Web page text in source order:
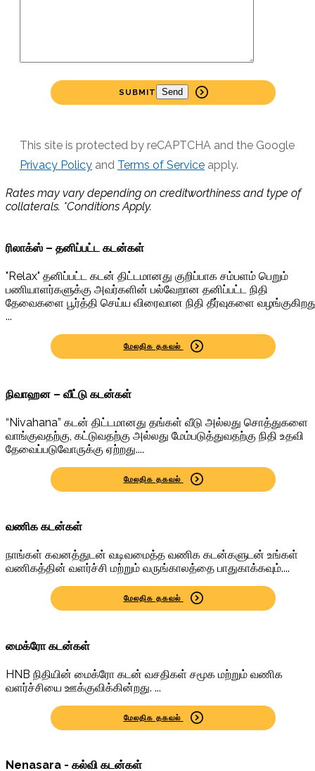
SUBMIT
This site is protected by reCAPTCHA and the Google
Privacy Policy and Terms of Service apply.
Rates may vary depending on creditworthiness and type of
collaterals. *Conditions Apply.
ரிலாக்ஸ் – தனிப்பட்ட கடன்கள்
"Relax" தனிப்பட்ட கடன் திட்டமானது குறிப்பாக சம்பளம் பெறும்
பணியாளர்களுக்கு அவர்களின் பல்வேறான தனிப்பட்ட நிதி
தேவைகளை பூர்த்தி செய்ய விரைவான நிதி தீர்வுகளை
...
மேலதிக தகவல்
நிவாஹன – வீட்டு கடன்கள்
“Nivahana” கடன் திட்டமானது தங்கள் வீடு அல்லது சொத்துகளை
வாங்குவதற்கு, கட்டுவதற்கு அல்லது மேம்படுத்துவதற்கு நிதி உதவி
தேவைப்படுவோருக்கு ஏற்றது....
மேலதிக தகவல்
வணிக கடன்கள்
நாங்கள் கவனத்துடன் வடிவமைத்த வணிக கடன்களுடன் உங்கள்
வணிகத்தின் வளர்ச்சி மற்றும் வருங்காலத்தை பாதுகாக்கவும்....
மேலதிக தகவல்
மைக்ரோ கடன்கள்
HNB நிதியின் மைக்ரோ கடன் வசதிகள் சமூக மற்றும் வணிக
வளர்ச்சியை ஊக்குவிக்கின்றது. ...
மேலதிக தகவல்
Nenasara - கல்வி கடன்கள்